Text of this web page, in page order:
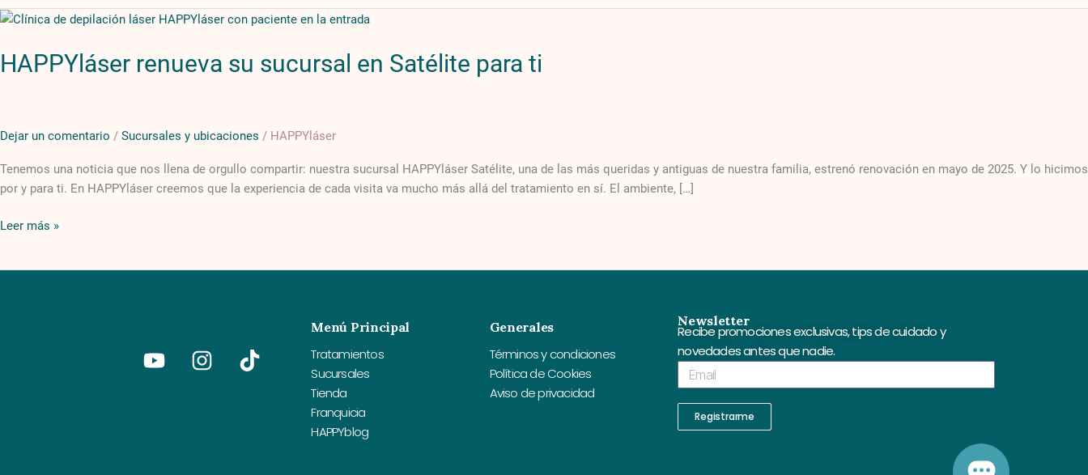
HAPPYláser renueva su sucursal en Satélite para ti
Dejar un comentario / Sucursales y ubicaciones / HAPPYláser
Tenemos una noticia que nos llena de orgullo compartir: nuestra sucursal HAPPYláser Satélite, una de las más queridas y antiguas de nuestra familia, estrenó renovación en mayo de 2025. Y lo hicimos
por y para ti. En HAPPYláser creemos que la experiencia de cada visita va mucho más allá del tratamiento en sí. El ambiente, […]
HAPPYláser
su
sucursal
para
Leer más »
YoutubeInstagram
Tiktok
Menú Principal
Tratamientos
Sucursales
Tienda
Franquicia
HAPPYblog
Generales
Términos y condiciones
Política de Cookies
Aviso de privacidad
Newsletter
Recibe promociones exclusivas, tips de cuidado y
novedades antes que nadie.
Email
Registrarme